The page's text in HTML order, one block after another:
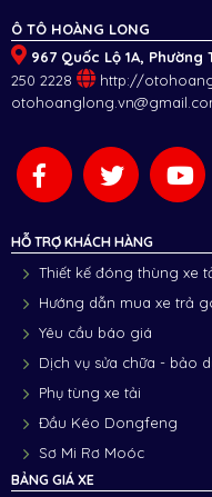
Ô TÔ HOÀNG LONG
967 Quốc Lộ 1A, Phường
250 2228
http://
HỖ TRỢ KHÁCH HÀNG
Thiết kế đóng thùng xe
Hướng dẫn mua xe trả
Yêu cầu báo giá
Dịch vụ sửa chữa - bảo
Phụ tùng xe tải
Đầu Kéo Dongfeng
Sơ Mi Rơ Moóc
BẢNG GIÁ XE